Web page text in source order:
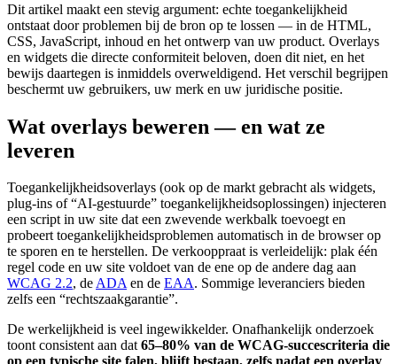
Dit artikel maakt een stevig argument: echte toegankelijkheid
ontstaat door problemen bij de bron op te lossen — in de HTML,
CSS, JavaScript, inhoud en het ontwerp van uw product. Overlays
en widgets die directe conformiteit beloven, doen dit niet, en het
bewijs daartegen is inmiddels overweldigend. Het verschil begrijpen
beschermt uw gebruikers, uw merk en uw juridische positie.
Wat overlays beweren — en wat ze
leveren
Toegankelijkheidsoverlays (ook op de markt gebracht als widgets,
plug-ins of “AI-gestuurde” toegankelijkheidsoplossingen) injecteren
een script in uw site dat een zwevende werkbalk toevoegt en
probeert toegankelijkheidsproblemen automatisch in de browser op
te sporen en te herstellen. De verkooppraat is verleidelijk: plak één
regel code en uw site voldoet van de ene op de andere dag aan
WCAG 2.2, deADAen de EAA. Sommige leveranciers bieden
zelfs een “rechtszaakgarantie”.
De werkelijkheid is veel ingewikkelder. Onafhankelijk onderzoek
toont consistent aan dat65–80% van de WCAG-succescriteria die